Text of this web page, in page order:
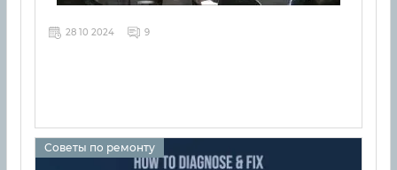
28 10 2024 9
Советы по ремонту